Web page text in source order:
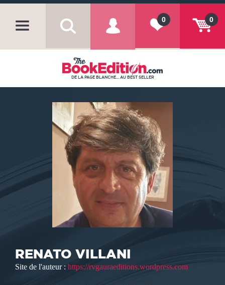
0
0
DE LA PAGE BLANCHE... AU BEST SELLER
RENATO VILLANI
Site de l'auteur : https://rvgauraeditions.wordpress.com